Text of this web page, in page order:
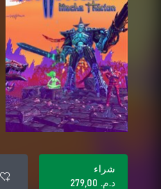
شراء
د.م.‏ 279,00